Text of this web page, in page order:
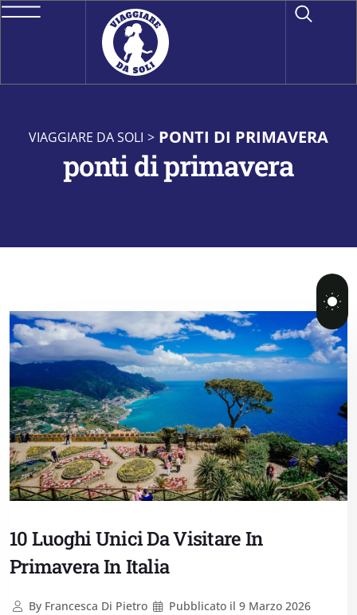
VIAGGIARE DA SOLI > PONTI DI PRIMAVERA
ponti di primavera
10 Luoghi Unici Da Visitare In
Primavera In Italia
ByFrancesca Di Pietro Pubblicato il 9 Marzo 2026